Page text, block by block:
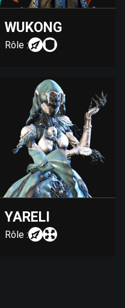
WUKONG
Rôle :
YARELI
Rôle :